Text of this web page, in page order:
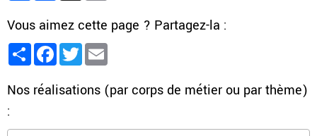
Vous aimez cette page ? Partagez-la :
PartagerFacebook
Twitter
Nos réalisations (par corps de métier ou par thème)
: